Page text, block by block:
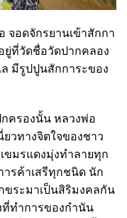
จอดจักรยานเข้าสักกา
ยู่ที่วัดชื่อวัดปากคลอง
มีรูปปูนสักการะของ
ครองนั้น หลวงพ่อ
วทางจิตใจของชาว
ขมรแดงมุ่งทำลายทุก
ารค้าเสรีทุกชนิด นัก
ขระมาเป็นสิริมงคลกัน
ทำการของกำนัน